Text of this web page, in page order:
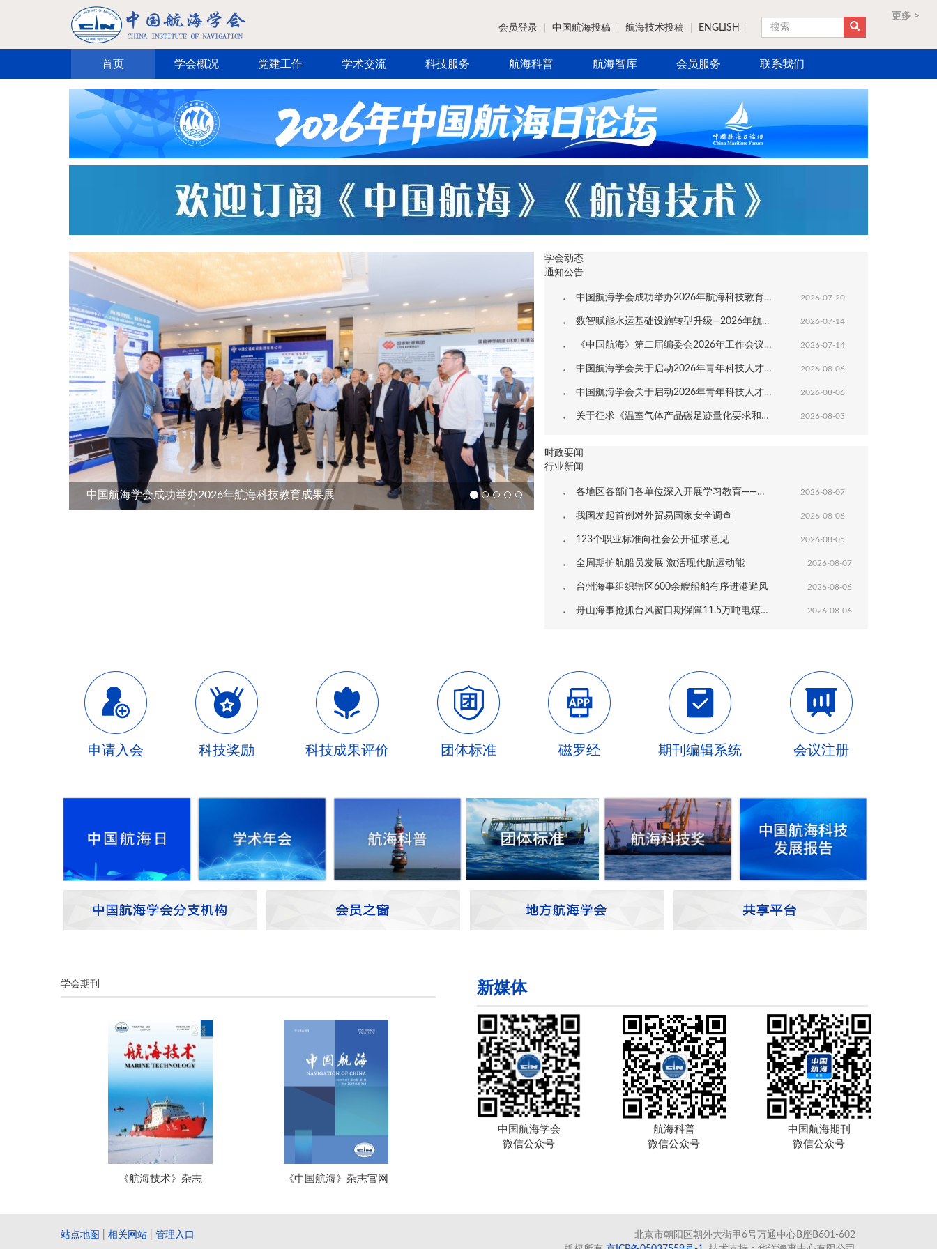
会员登录 中国航海投稿 航海技术投稿 ENGLISH
搜索
首页 学会概况 党建工作 学术交流 科技服务 航海科普 航海智库 会员服务 联系我们
中国航海学会成功举办2026年航海科技教育成果展
学会动态
通知公告
中国航海学会成功举办2026年航海科技教育成果展 2026-07-20
数智赋能水运基础设施转型升级—2026年航运新质生产力发展研讨会在扬州成功举办 2026-07-14
《中国航海》第二届编委会2026年工作会议在扬州圆满召开 2026-07-14
更多 >
中国航海学会关于启动2026年青年科技人才培育工程博士生专项计划的通知 2026-08-06
中国航海学会关于启动2026年青年科技人才培育工程工程师专项计划的通知 2026-08-06
关于征求《温室气体产品碳足迹量化要求和指南港口生产服务》团体标准意见的通知 2026-08-03
更多 >
时政要闻
行业新闻
各地区各部门各单位深入开展学习教育——着力在为民造福上出实招、求实效 2026-08-07
我国发起首例对外贸易国家安全调查 2026-08-06
123个职业标准向社会公开征求意见 2026-08-05
更多 >
全周期护航船员发展 激活现代航运动能 2026-08-07
台州海事组织辖区600余艘船舶有序进港避风 2026-08-06
舟山海事抢抓台风窗口期保障11.5万吨电煤抢卸 2026-08-06
更多 >
申请入会 科技奖励 科技成果评价 团体标准 磁罗经 期刊编辑系统 会议注册
学会期刊
《航海技术》杂志 《中国航海》杂志官网
新媒体
中国航海学会
微信公众号
航海科普
微信公众号
中国航海期刊
微信公众号
站点地图 相关网站 管理入口
北京市朝阳区朝外大街甲6号万通中心B座B601-602